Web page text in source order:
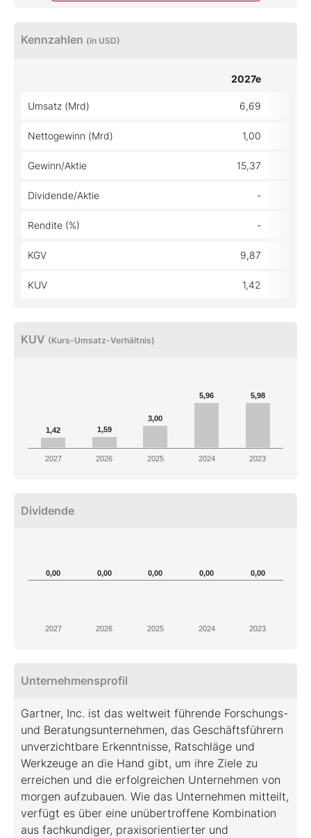
Kennzahlen (in USD)
2027e
Umsatz (Mrd) 6,69
Nettogewinn (Mrd) 1,00
Gewinn/Aktie 15,37
Dividende/Aktie -
Rendite (%) -
KGV 9,87
KUV 1,42
KUV (Kurs-Umsatz-Verhältnis)
1,42 1,59
3,00
5,96 5,98
2027 2026 2025 2024 2023
Dividende
0,00 0,00 0,00 0,00 0,00
2027 2026 2025 2024 2023
Unternehmensprofil
Gartner, Inc. ist das weltweit führende Forschungs-
und Beratungsunternehmen, das Geschäftsführern
unverzichtbare Erkenntnisse, Ratschläge und
Werkzeuge an die Hand gibt, um ihre Ziele zu
erreichen und die erfolgreichen Unternehmen von
morgen aufzubauen. Wie das Unternehmen mitteilt,
verfügt es über eine unübertroffene Kombination
aus fachkundiger, praxisorientierter und